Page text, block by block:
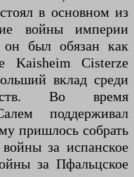
в основном из
войны империи
был обязан как
Kaisheim Cisterze
вклад среди
Во время
поддерживал
пришлось собрать
за испанское
за Пфальцское